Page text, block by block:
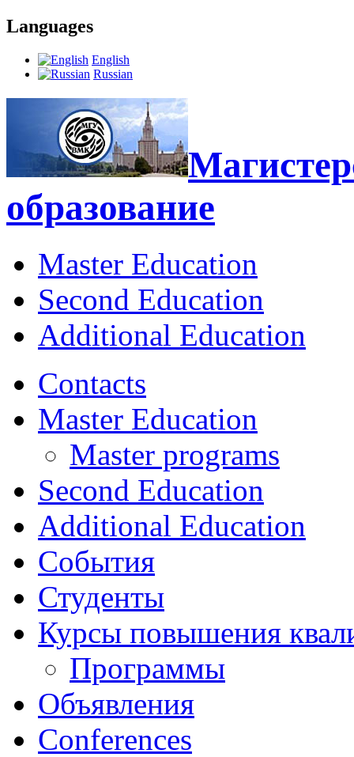
Languages
English
Russian
образование
Master Education
Second Education
Additional Education
Contacts
Master Education
Master programs
Second Education
Additional Education
События
Студенты
Курсы повышения
Программы
Объявления
Conferences